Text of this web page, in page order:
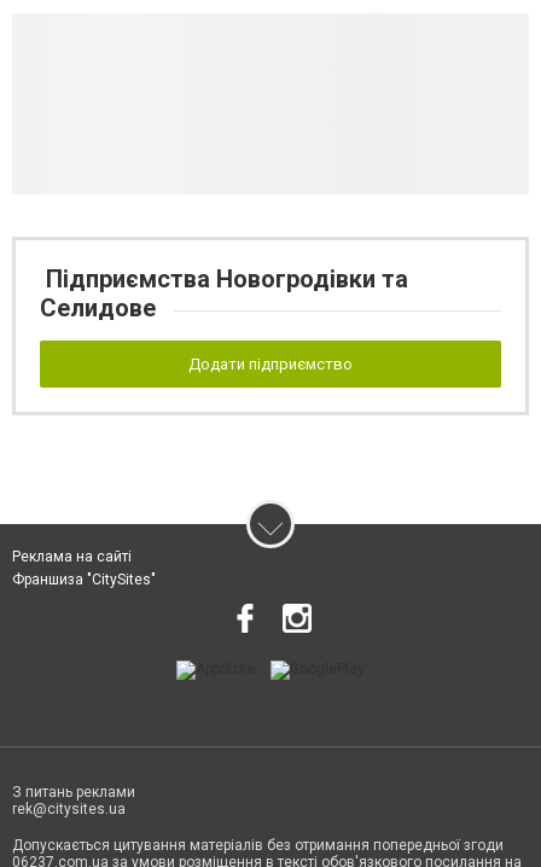
Підприємства Новогродівки та
Селидове
Додати підприємство
Реклама на сайті
Франшиза "CitySites"
З питань реклами
rek@citysites.ua
Допускається цитування матеріалів без отримання попередньої згоди
06237.com.ua за умови розміщення в тексті обов'язкового посилання на